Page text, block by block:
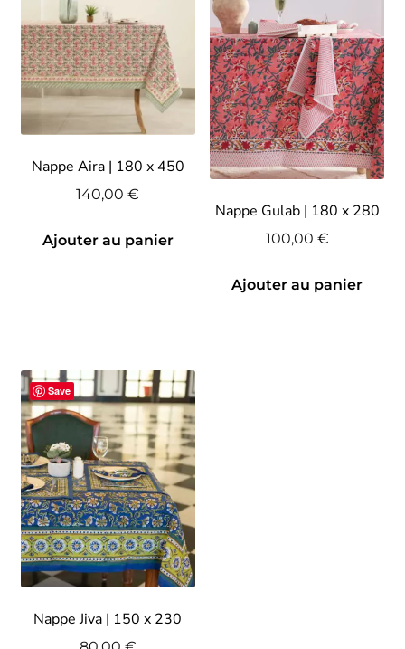
Nappe Aira | 180 x 450
140,00€
Ajouter au panier
Nappe Gulab | 180 x 280
100,00 €
Ajouter au panier
Save
Nappe Jiva | 150 x 230